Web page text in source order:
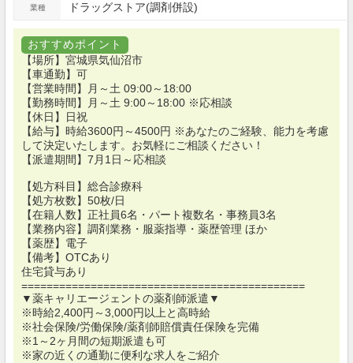
業種 ドラッグストア(調剤併設)
おすすめポイント
【場所】宮城県気仙沼市
【車通勤】可
【営業時間】月～土 09:00～18:00
【勤務時間】月～土 9:00～18:00 ※応相談
【休日】日祝
【給与】時給3600円～4500円 ※あなたのご経験、能力を考慮
して決定いたします。お気軽にご相談ください！
【派遣期間】7月1日～応相談
【処方科目】総合診療科
【処方枚数】50枚/日
【在籍人数】正社員6名・パート複数名・事務員3名
【業務内容】調剤業務・服薬指導・薬歴管理 ほか
【薬歴】電子
【備考】OTCあり
住宅貸与あり
=============================================
▼薬キャリエージェントの薬剤師派遣▼
※時給2,400円～3,000円以上と高時給
※社会保険/労働保険/薬剤師賠償責任保険を完備
※1～2ヶ月間の短期派遣も可
※家の近くの通勤に便利な求人をご紹介